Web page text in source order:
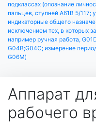
подклассах (опознание
пальцев, ступней A61B 5/117;
индикаторные общего
исключением тех, в которых
например ручная работа,
G04B;G04C; измерение
G06M)
Аппарат
рабочего